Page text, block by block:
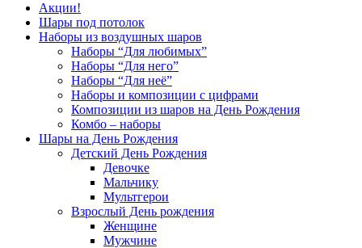
Акции!
Шары под потолок
Наборы из воздушных шаров
Наборы “Для любимых”
Наборы “Для него”
Наборы “Для неё”
Наборы и композиции с цифрами
Композиции из шаров на День Рождения
Комбо – наборы
Шары на День Рождения
Детский День Рождения
Девочке
Мальчику
Мультгерои
Взрослый День рождения
Женщине
Мужчине